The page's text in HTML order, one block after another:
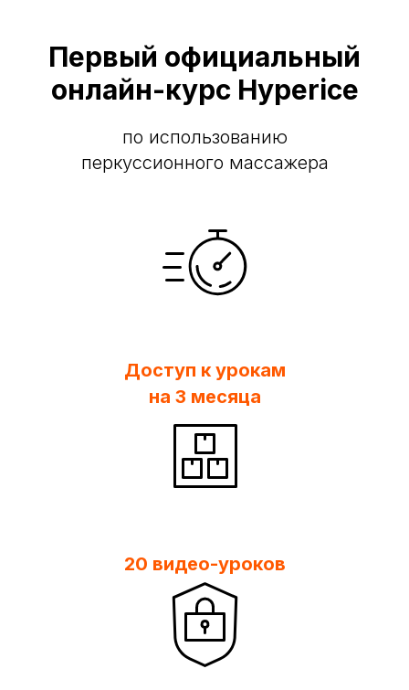
Первый официальный
онлайн-курс Hyperice
по использованию
перкуссионного массажера
Доступ к урокам
на 3 месяца
20 видео-уроков